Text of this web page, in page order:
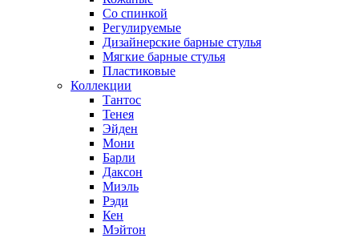
Со спинкой
Регулируемые
Дизайнерские барные стулья
Мягкие барные стулья
Пластиковые
Коллекции
Тантос
Тенея
Эйден
Мони
Барли
Даксон
Миэль
Рэди
Кен
Мэйтон